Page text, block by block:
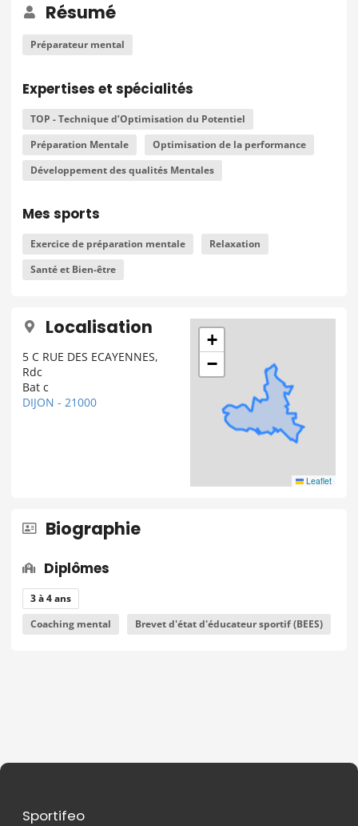
Résumé
Préparateur mental
Expertises et spécialités
TOP - Technique d’Optimisation du Potentiel
Préparation Mentale
Optimisation de la performance
Développement des qualités Mentales
Mes sports
Exercice de préparation mentale
Relaxation
Santé et Bien-être
Localisation
5 C RUE DES ECAYENNES,
Rdc
Bat c
DIJON - 21000
+
−
Leaflet
Biographie
Diplômes
3 à 4 ans
Coaching mental
Brevet d'état d'éducateur sportif (BEES)
Sportifeo